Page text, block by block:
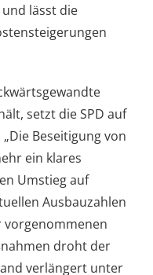
lässt die
setzt die SPD auf
Beseitigung von
ein klares
Umstieg auf
Ausbauzahlen
vorgenommenen
droht der
verlängert unter